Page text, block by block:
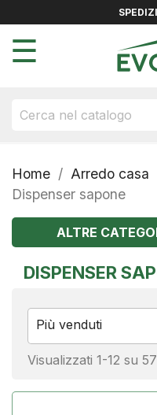
☰
Home Arredo casa
Dispenser sapone
ALTRE
DISPENSER
Più venduti
Visualizzati 1-12 su